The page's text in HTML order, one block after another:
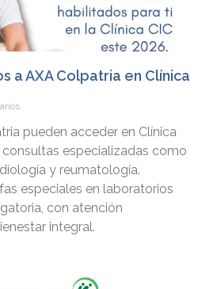
a AXA Colpatria en Clínica
pueden acceder en Clínica
consultas especializadas como
y reumatología.
especiales en laboratorios
con atención
integral.